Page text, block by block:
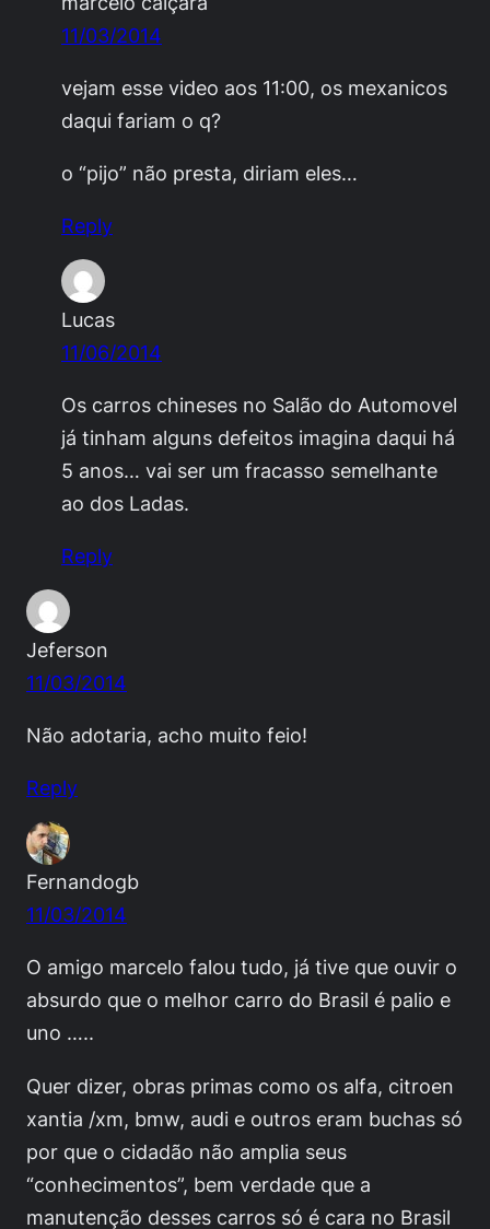
11/03/2014
vejam esse video aos 11:00, os mexanicos
daqui fariam o q?
o “pijo” não presta, diriam eles…
Reply
Lucas
11/06/2014
Os carros chineses no Salão do Automovel
já tinham alguns defeitos imagina daqui há
5 anos… vai ser um fracasso semelhante
ao dos Ladas.
Reply
Jeferson
11/03/2014
Não adotaria, acho muito feio!
Reply
Fernandogb
11/03/2014
O amigo marcelo falou tudo, já tive que ouvir o
absurdo que o melhor carro do Brasil é palio e
uno …..
Quer dizer, obras primas como os alfa, citroen
xantia /xm, bmw, audi e outros eram buchas só
por que o cidadão não amplia seus
“conhecimentos”, bem verdade que a
manutenção desses carros só é cara no Brasil